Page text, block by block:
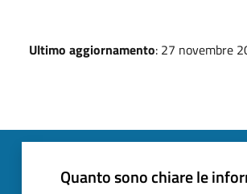
Ultimo aggiornamento: 27 novembre
Quanto sono chiare le